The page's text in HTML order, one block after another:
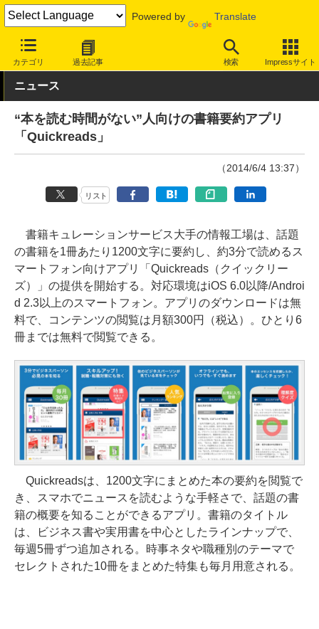
Powered by Translate
カテゴリ 過去記事 検索 Impressサイト
INTERNET Watch トピック
ニュース
“本を読む時間がない”人向けの書籍要約アプリ
「Quickreads」
（2014/6/4 13:37）
リスト
書籍キュレーションサービス大手の情報工場は、話題
の書籍を1冊あたり1200文字に要約し、約3分で読めるス
マートフォン向けアプリ「Quickreads（クイックリー
ズ）」の提供を開始する。対応環境はiOS 6.0以降/Androi
d 2.3以上のスマートフォン。アプリのダウンロードは無
料で、コンテンツの閲覧は月額300円（税込）。ひとり6
冊までは無料で閲覧できる。
Quickreadsは、1200文字にまとめた本の要約を閲覧で
き、スマホでニュースを読むような手軽さで、話題の書
籍の概要を知ることができるアプリ。書籍のタイトル
は、ビジネス書や実用書を中心としたラインナップで、
毎週5冊ずつ追加される。時事ネタや職種別のテーマで
セレクトされた10冊をまとめた特集も毎月用意される。